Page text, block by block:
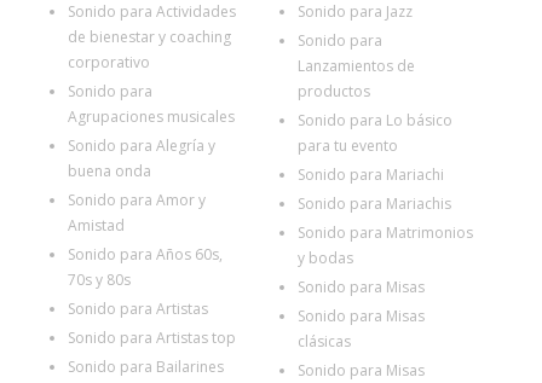
Sonido para Actividades
de bienestar y coaching
corporativo
Sonido para
Agrupaciones musicales
Sonido para Alegría y
buena onda
Sonido para Amor y
Amistad
Sonido para Años 60s,
70s y 80s
Sonido para Artistas
Sonido para Artistas top
Sonido para Bailarines
Sonido para Jazz
Sonido para
Lanzamientos de
productos
Sonido para Lo básico
para tu evento
Sonido para Mariachi
Sonido para Mariachis
Sonido para Matrimonios
y bodas
Sonido para Misas
Sonido para Misas
clásicas
Sonido para Misas